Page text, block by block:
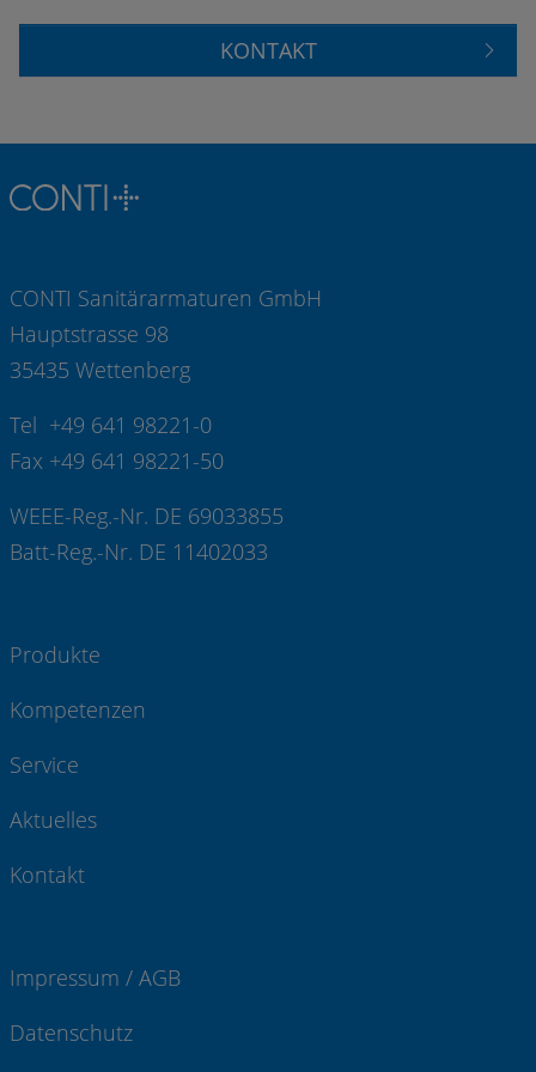
KONTAKT
CONTI Sanitärarmaturen GmbH
Hauptstrasse 98
35435 Wettenberg
Tel +49 641 98221-0
Fax +49 641 98221-50
WEEE-Reg.-Nr. DE 69033855
Batt-Reg.-Nr. DE 11402033
Produkte
Kompetenzen
Service
Aktuelles
Kontakt
Impressum / AGB
Datenschutz